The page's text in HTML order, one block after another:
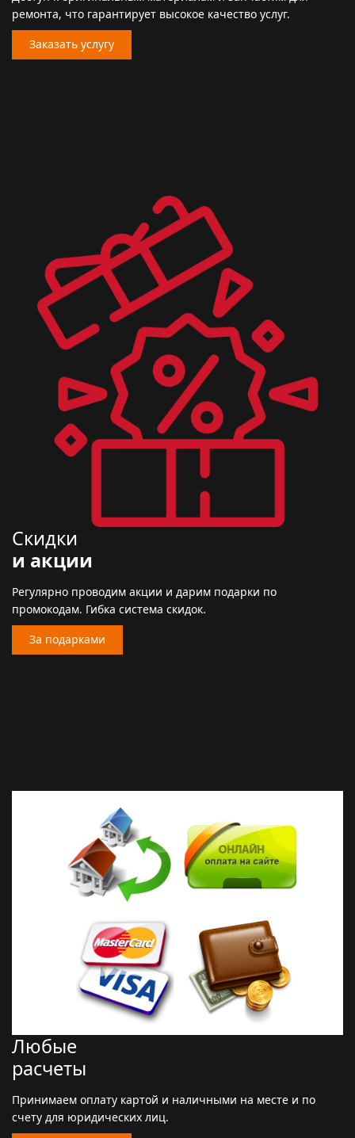
ремонта, что гарантирует высокое качество услуг.
Заказать услугу
Скидки
и акции
Регулярно проводим акции и дарим подарки по
промокодам. Гибка система скидок.
За подарками
Любые
расчеты
Принимаем оплату картой и наличными на месте и по
счету для юридических лиц.